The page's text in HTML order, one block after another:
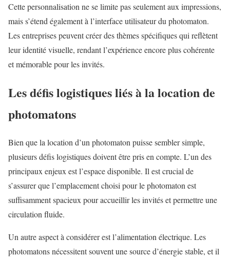
Cette personnalisation ne se limite pas seulement aux impressions,
mais s’étend également à l’interface utilisateur du photomaton.
Les entreprises peuvent créer des thèmes spécifiques qui reflètent
leur identité visuelle, rendant l’expérience encore plus cohérente
et mémorable pour les invités.
Les défis logistiques liés à la location de
photomatons
Bien que la location d’un photomaton puisse sembler simple,
plusieurs défis logistiques doivent être pris en compte. L’un des
principaux enjeux est l’espace disponible. Il est crucial de
s’assurer que l’emplacement choisi pour le photomaton est
suffisamment spacieux pour accueillir les invités et permettre une
circulation fluide.
Un autre aspect à considérer est l’alimentation électrique. Les
photomatons nécessitent souvent une source d’énergie stable, et il